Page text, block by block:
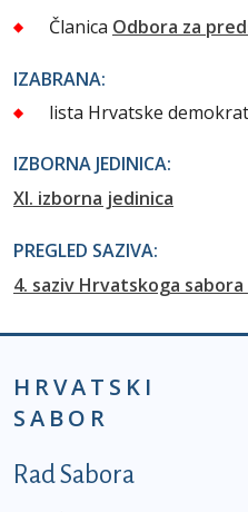
Članica Odbora za
IZABRANA:
lista Hrvatske
IZBORNA JEDINICA:
XI. izborna jedinica
PREGLED SAZIVA:
4. saziv Hrvatskoga sabora
HRVATSKI
SABOR
Podnožje prvi
Rad Sabora